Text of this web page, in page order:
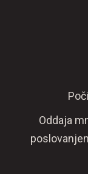
Oddaja